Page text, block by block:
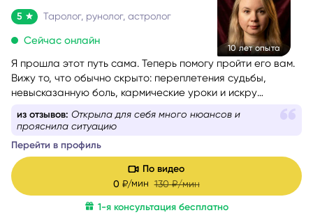
10 лет опыта
5 Таролог, рунолог, астролог
Сейчас онлайн
Я прошла этот путь сама. Теперь помогу пройти его вам.
Вижу то, что обычно скрыто: переплетения судьбы,
невысказанную боль, кармические уроки и искру
астролог, таролог, рунолог, мастер оракула Симболон,
Моя задача - вернуть вам ясность и опору, когда
непонятно, куда двигаться, и кажется, что впереди только
туман.
С чем и с какими темами я работаю (и почему я понимаю
вас с полуслова):
из отзывов: Все внятно, понятно, без лишних слов,
очень приятно было
Перейти в профиль
По видео
0 ₽/мин130 ₽/мин
1-я консультация бесплатно